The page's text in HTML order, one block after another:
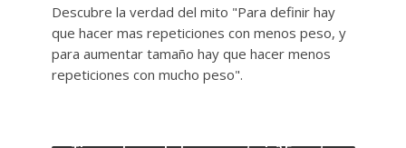
Descubre la verdad del mito "Para definir hay
que hacer mas repeticiones con menos peso, y
para aumentar tamaño hay que hacer menos
repeticiones con mucho peso".